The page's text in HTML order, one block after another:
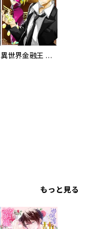
異世界金融王 ～クローネ・ゴルディオンの覇道～
もっと見る